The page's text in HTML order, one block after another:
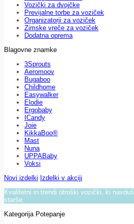
Vozički za dvojčke
Previjalne torbe za voziček
Organizatorji za voziček
Zimske vreče za voziček
Dodatna oprema
Blagovne znamke
3Sprouts
Aeromoov
Bugaboo
Childhome
Easywalker
Elodie
Ergobaby
ICandy
Joie
KikkaBoo®
Mast
Nuna
UPPABaby
Voksi
Novi izdelki Izdelki v akciji
Kvalitetni in trendi otroški vozički, ki
starše.
Kategorija Potepanje